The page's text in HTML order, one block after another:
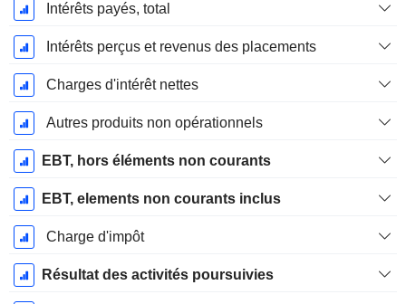
Intérêts payés, total
Intérêts perçus et revenus des placements
Charges d'intérêt nettes
Autres produits non opérationnels
EBT, hors éléments non courants
EBT, elements non courants inclus
Charge d'impôt
Résultat des activités poursuivies